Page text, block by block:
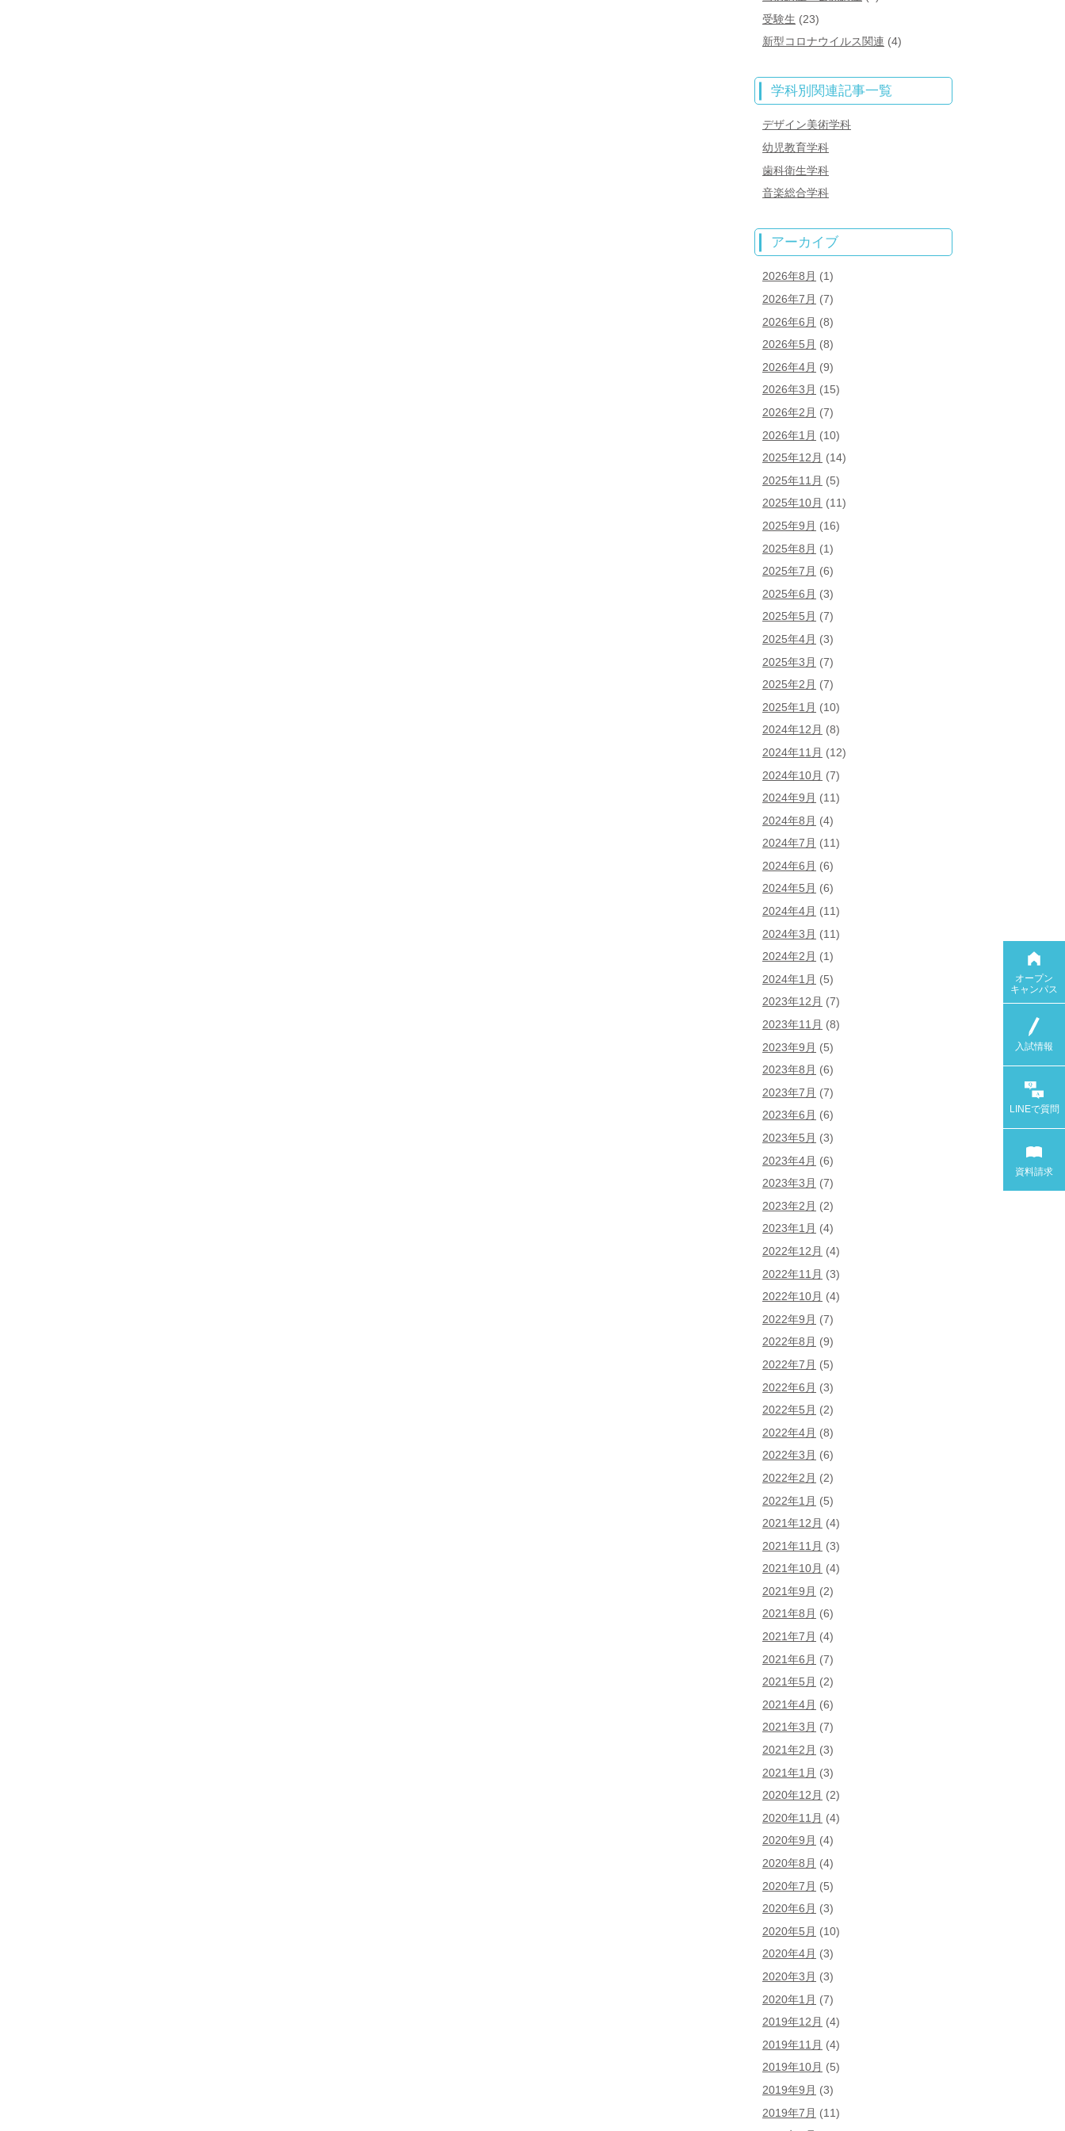
受験生 (23)
新型コロナウイルス関連 (4)
学科別関連記事一覧
デザイン美術学科
幼児教育学科
歯科衛生学科
音楽総合学科
アーカイブ
2026年8月 (1)
2026年7月 (7)
2026年6月 (8)
2026年5月 (8)
2026年4月 (9)
2026年3月 (15)
2026年2月 (7)
2026年1月 (10)
2025年12月 (14)
2025年11月 (5)
2025年10月 (11)
2025年9月 (16)
2025年8月 (1)
2025年7月 (6)
2025年6月 (3)
2025年5月 (7)
2025年4月 (3)
2025年3月 (7)
2025年2月 (7)
2025年1月 (10)
2024年12月 (8)
2024年11月 (12)
2024年10月 (7)
2024年9月 (11)
2024年8月 (4)
2024年7月 (11)
2024年6月 (6)
2024年5月 (6)
2024年4月 (11)
2024年3月 (11)
2024年2月 (1)
2024年1月 (5)
2023年12月 (7)
2023年11月 (8)
2023年9月 (5)
2023年8月 (6)
2023年7月 (7)
2023年6月 (6)
2023年5月 (3)
2023年4月 (6)
2023年3月 (7)
2023年2月 (2)
2023年1月 (4)
2022年12月 (4)
2022年11月 (3)
2022年10月 (4)
2022年9月 (7)
2022年8月 (9)
2022年7月 (5)
2022年6月 (3)
2022年5月 (2)
2022年4月 (8)
2022年3月 (6)
2022年2月 (2)
2022年1月 (5)
2021年12月 (4)
2021年11月 (3)
2021年10月 (4)
2021年9月 (2)
2021年8月 (6)
2021年7月 (4)
2021年6月 (7)
2021年5月 (2)
2021年4月 (6)
2021年3月 (7)
2021年2月 (3)
2021年1月 (3)
2020年12月 (2)
2020年11月 (4)
2020年9月 (4)
2020年8月 (4)
2020年7月 (5)
2020年6月 (3)
2020年5月 (10)
2020年4月 (3)
2020年3月 (3)
2020年1月 (7)
2019年12月 (4)
2019年11月 (4)
2019年10月 (5)
2019年9月 (3)
2019年7月 (11)
オープン
キャンパス
入試情報
LINEで質問
資料請求